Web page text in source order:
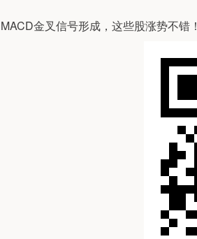
MACD金叉信号形成，这些股涨势不错！